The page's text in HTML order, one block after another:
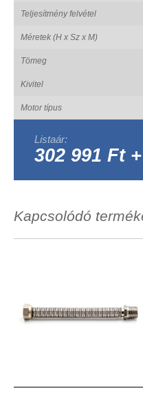
Teljesítmény felvétel
Méretek (H x Sz x M)
Tömeg
Kivitel
Motor típus
Listaár:
302 991 Ft
Kapcsolódó